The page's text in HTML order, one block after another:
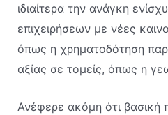
ιδιαίτερα την ανάγκη
επιχειρήσεων με νέες
όπως η χρηματοδότηση
αξίας σε τομείς, όπως η
Ανέφερε ακόμη ότι βασική